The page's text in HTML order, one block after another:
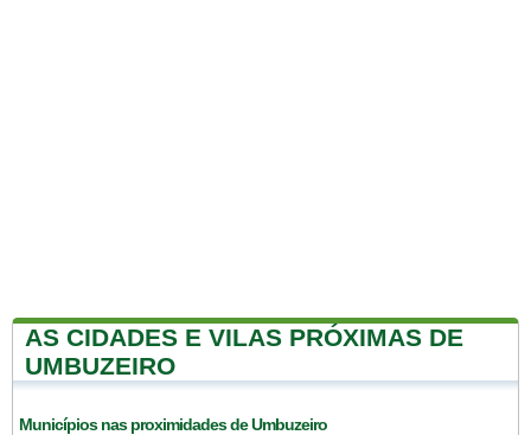
AS CIDADES E VILAS PRÓXIMAS DE
UMBUZEIRO
Municípios nas proximidades de Umbuzeiro